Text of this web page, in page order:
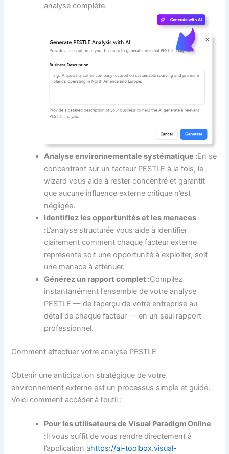
analyse complète.
Analyse environnementale systématique :En se
concentrant sur un facteur PESTLE à la fois, le
wizard vous aide à rester concentré et garantit
que aucune influence externe critique n’est
négligée.
Identifiez les opportunités et les menaces
:L’analyse structurée vous aide à identifier
clairement comment chaque facteur externe
représente soit une opportunité à exploiter, soit
une menace à atténuer.
Générez un rapport complet :Compilez
instantanément l’ensemble de votre analyse
PESTLE — de l’aperçu de votre entreprise au
détail de chaque facteur — en un seul rapport
professionnel.
Comment effectuer votre analyse PESTLE
Obtenir une anticipation stratégique de votre
environnement externe est un processus simple et guidé.
Voici comment accéder à l’outil :
Pour les utilisateurs de Visual Paradigm Online
:Il vous suffit de vous rendre directement à
l’application àhttps://ai-toolbox.visual-